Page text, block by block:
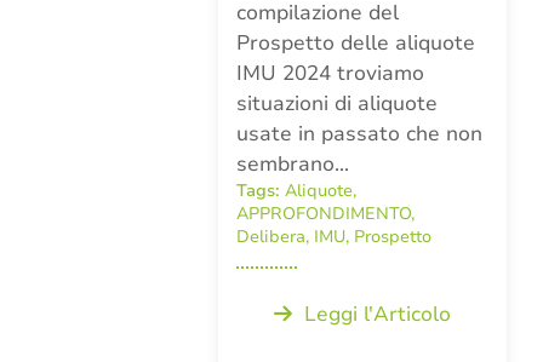
compilazione del
Prospetto delle aliquote
IMU 2024 troviamo
situazioni di aliquote
usate in passato che non
sembrano…
Tags: Aliquote,
APPROFONDIMENTO,
Delibera, IMU, Prospetto
Leggi l'Articolo